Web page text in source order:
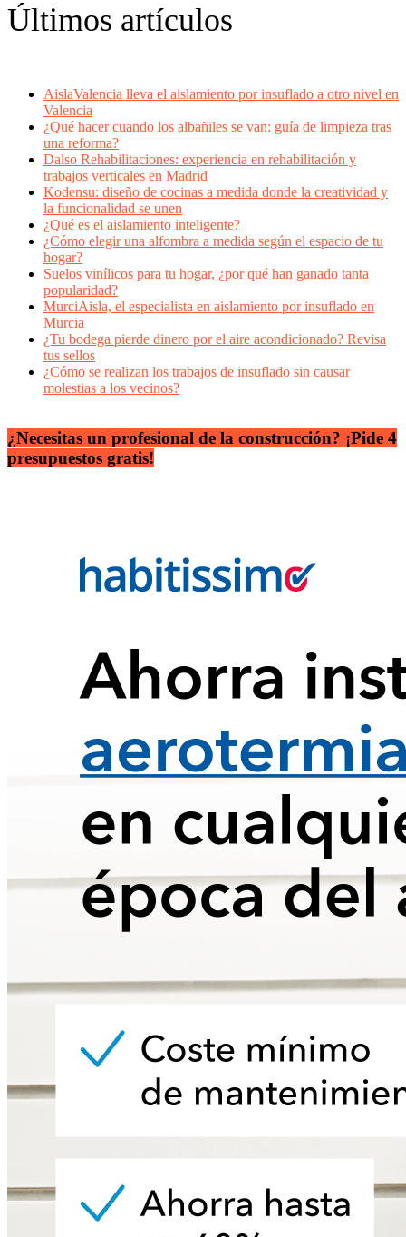
Últimos artículos
AislaValencia lleva el aislamiento por insuflado a otro nivel en
Valencia
¿Qué hacer cuando los albañiles se van: guía de limpieza tras
una reforma?
Dalso Rehabilitaciones: experiencia en rehabilitación y
trabajos verticales en Madrid
Kodensu: diseño de cocinas a medida donde la creatividad y
la funcionalidad se unen
¿Qué es el aislamiento inteligente?
¿Cómo elegir una alfombra a medida según el espacio de tu
hogar?
Suelos vinílicos para tu hogar, ¿por qué han ganado tanta
popularidad?
MurciAisla, el especialista en aislamiento por insuflado en
Murcia
¿Tu bodega pierde dinero por el aire acondicionado? Revisa
tus sellos
¿Cómo se realizan los trabajos de insuflado sin causar
molestias a los vecinos?
¿Necesitas un profesional de la construcción? ¡Pide 4
presupuestos gratis!